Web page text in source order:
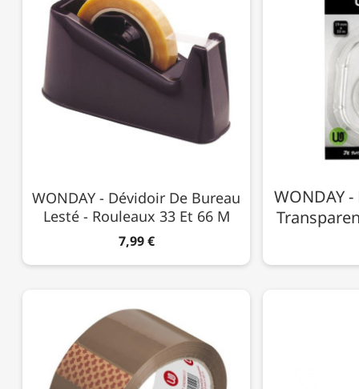
WONDAY - Dévidoir De Bureau
Lesté - Rouleaux 33 Et 66 M
7,99 €
WONDAY